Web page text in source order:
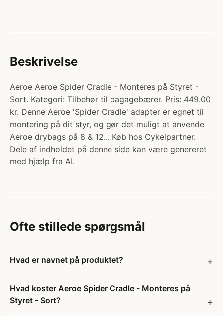
Beskrivelse
Aeroe Aeroe Spider Cradle - Monteres på Styret -
Sort. Kategori: Tilbehør til bagagebærer. Pris: 449.00
kr. Denne Aeroe 'Spider Cradle' adapter er egnet til
montering på dit styr, og gør det muligt at anvende
Aeroe drybags på 8 & 12... Køb hos Cykelpartner.
Dele af indholdet på denne side kan være genereret
med hjælp fra AI.
Ofte stillede spørgsmål
Hvad er navnet på produktet?
Hvad koster Aeroe Spider Cradle - Monteres på
Styret - Sort?